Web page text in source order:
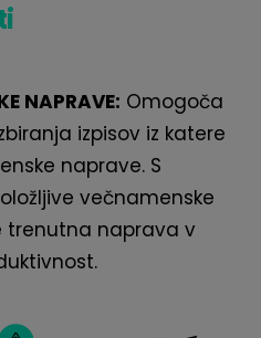
NAPRAVE: Omogoča
izpisov iz katere
naprave. S
večnamenske
trenutna naprava v